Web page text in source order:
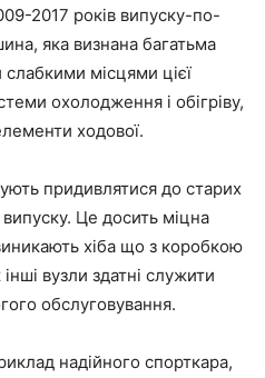
2017 років випуску-по-
яка визнана багатьма
місцями цієї
охолодження і обігріву,
ходової.
придивлятися до старих
Це досить міцна
хіба що з коробкою
вузли здатні служити
обслуговування.
надійного спорткара,